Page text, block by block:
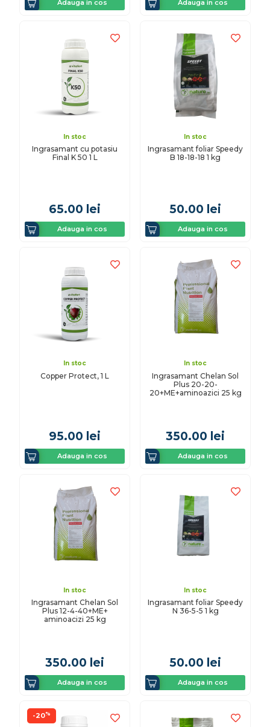
Adauga in cos Adauga in cos
In stoc
Ingrasamant cu potasiu
Final K 50 1 L
65.00 lei
Adauga in cos
In stoc
Ingrasamant foliar Speedy
B 18-18-18 1 kg
50.00 lei
Adauga in cos
In stoc
Copper Protect, 1 L
95.00 lei
Adauga in cos
In stoc
Ingrasamant Chelan Sol
Plus 20-20-
20+ME+aminoazici 25 kg
350.00 lei
Adauga in cos
In stoc
Ingrasamant Chelan Sol
Plus 12-4-40+ME+
aminoacizi 25 kg
350.00 lei
Adauga in cos
In stoc
Ingrasamant foliar Speedy
N 36-5-5 1 kg
50.00 lei
Adauga in cos
-20%